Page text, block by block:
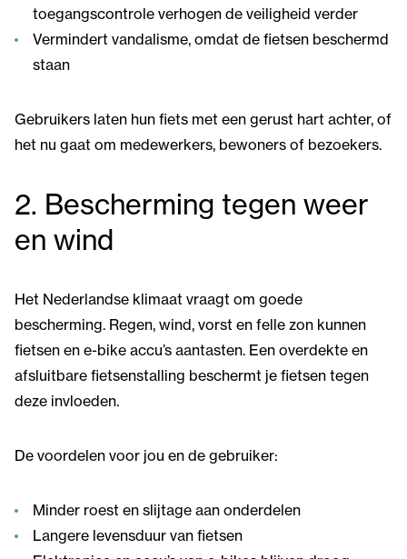
toegangscontrole verhogen de veiligheid verder
Vermindert vandalisme, omdat de fietsen beschermd
staan
Gebruikers laten hun fiets met een gerust hart achter, of
het nu gaat om medewerkers, bewoners of bezoekers.
2. Bescherming tegen weer
en wind
Het Nederlandse klimaat vraagt om goede
bescherming. Regen, wind, vorst en felle zon kunnen
fietsen en e-bike accu’s aantasten. Een overdekte en
afsluitbare fietsenstalling beschermt je fietsen tegen
deze invloeden.
De voordelen voor jou en de gebruiker:
Minder roest en slijtage aan onderdelen
Langere levensduur van fietsen